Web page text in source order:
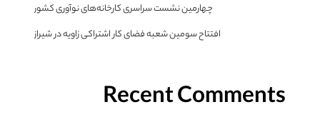
چهارمین نشست سراسری کارخانه‌های نوآوری کشور
افتتاح سومین شعبه فضای کار اشتراکی زاویه در شیراز
Recent Comments